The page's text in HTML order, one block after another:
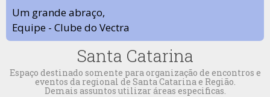
Um grande abraço,
Equipe - Clube do Vectra
Santa Catarina
Espaço destinado somente para organização de encontros e
eventos da regional de Santa Catarina e Região.
Demais assuntos utilizar áreas especificas.